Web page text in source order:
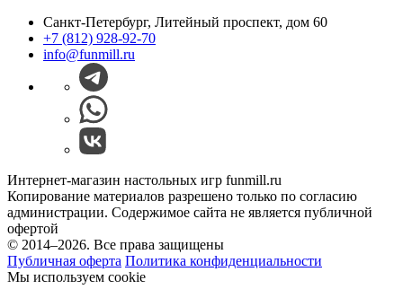
Санкт-Петербург, Литейный проспект, дом 60
+7 (812) 928-92-70
info@funmill.ru
Интернет-магазин настольных игр funmill.ru
Копирование материалов разрешено только по согласию
администрации. Содержимое сайта не является публичной
офертой
© 2014–2026. Все права защищены
Публичная оферта Политика конфиденциальности
Мы используем cookie